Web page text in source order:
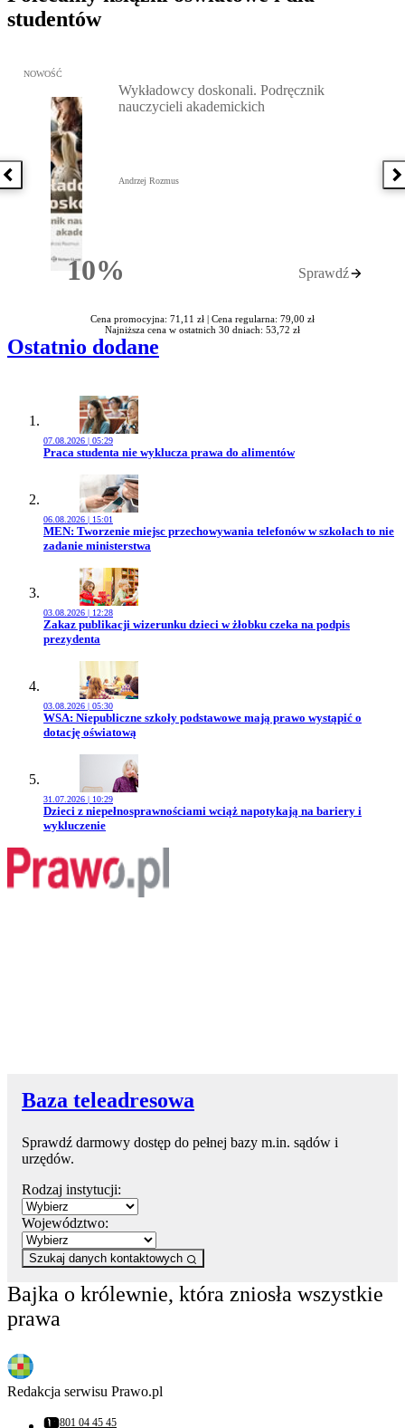
studentów
Poprzednia książka
Przejdź do: Wykładowcy doskonali. Podręcznik nauczycieli
NOWOŚĆ
10%Rabatu
Wykładowcy doskonali. Podręcznik
nauczycieli akademickich
Andrzej Rozmus
Sprawdź
Cena promocyjna: 71,11 zł | Cena regularna: 79,00 zł
Najniższa cena w ostatnich 30 dniach: 53,72 zł
Ostatnio dodane
07.08.2026 | 05:29
Przejdź do artykułu:
Praca studenta nie wyklucza prawa do alimentów
06.08.2026 | 15:01
Przejdź do artykułu:
MEN: Tworzenie miejsc przechowywania telefonów w szkołach to nie
zadanie ministerstwa
03.08.2026 | 12:28
Przejdź do artykułu:
Zakaz publikacji wizerunku dzieci w żłobku czeka na podpis
prezydenta
03.08.2026 | 05:30
Przejdź do artykułu:
WSA: Niepubliczne szkoły podstawowe mają prawo wystąpić o
dotację oświatową
31.07.2026 | 10:29
Przejdź do artykułu:
Dzieci z niepełnosprawnościami wciąż napotykają na bariery i
wykluczenie
Baza teleadresowa
Sprawdź darmowy dostęp do pełnej bazy m.in. sądów i
urzędów.
Rodzaj instytucji:
Województwo:
Szukaj danych kontaktowych
Bajka o królewnie, która zniosła wszystkie
prawa
Redakcja serwisu Prawo.pl
801 04 45 45